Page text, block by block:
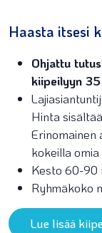
Haasta itsesi
Ohjattu
kiipeilyyn
Hinta
Erinomainen
kokeilla
Kesto 60-90
Ryhmäkoko
Lue lisää